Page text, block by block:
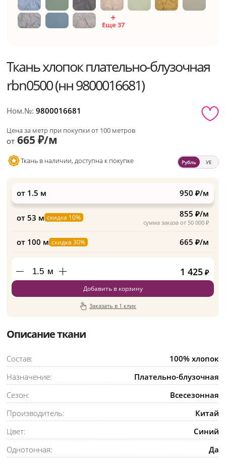
Еще 37
Ткань хлопок плательно-блузочная
rbn0500 (нн 9800016681)
Ном.№:9800016681
Цена за метр при покупки от 100 метров
от 665 ₽/м
Ткань в наличии, доступна к покупке Рубль УЕ
от 1.5 м 950 ₽/м
от 53 м скидка 10%
сумма заказа от 50 000 ₽
855 ₽/м
от 100 м скидка 30% 665 ₽/м
м 1 425 ₽
Добавить в корзину
Заказать в 1 клик
Описание ткани
Состав:
100% хлопок
Назначение:
Плательно-блузочная
Сезон:
Всесезонная
Производитель:
Китай
Цвет:
Синий
Однотонная:
Да